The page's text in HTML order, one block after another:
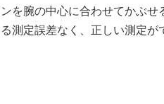
を腕の中心に合わせてかぶ
測定誤差なく、正しい測定が